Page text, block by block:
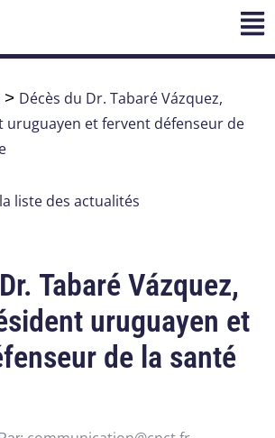
> Décès du Dr. Tabaré Vázquez,
uruguayen et fervent défenseur de
liste des actualités
Tabaré Vázquez,
uruguayen et
de la santé